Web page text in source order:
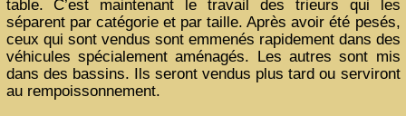
table. C’est maintenant le travail des trieurs qui les
séparent par catégorie et par taille. Après avoir été pesés,
ceux qui sont vendus sont emmenés rapidement dans des
véhicules spécialement aménagés. Les autres sont mis
dans des bassins. Ils seront vendus plus tard ou serviront
au rempoissonnement.